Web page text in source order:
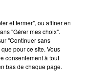
et fermer", ou affiner en
"Gérer mes choix".
"Continuer sans
pour ce site. Vous
consentement à tout
bas de chaque page.